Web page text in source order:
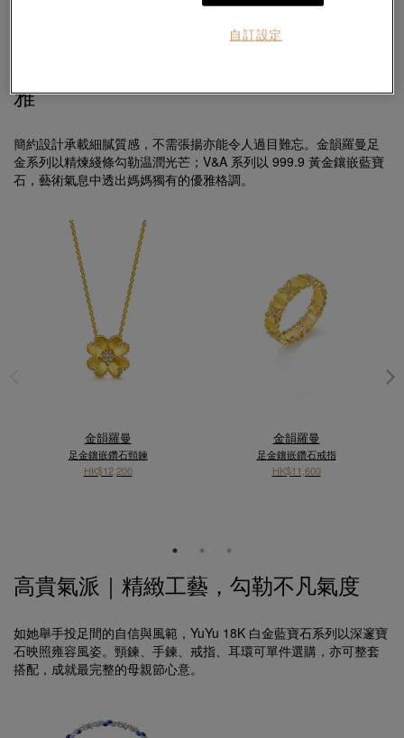
雅
簡約設計承載細膩質感，不需張揚亦能令人過目難忘。金韻羅曼足
金系列以精煉綫條勾勒温潤光芒；V&A 系列以 999.9 黃金鑲嵌藍寶
石，藝術氣息中透出媽媽獨有的優雅格調。
金韻羅曼
足金鑲嵌鑽石頸鍊
HK$12,200
金韻羅曼
足金鑲嵌鑽石戒指
HK$11,600
高貴氣派｜精緻工藝，勾勒不凡氣度
如她舉手投足間的自信與風範，YuYu 18K 白金藍寶石系列以深邃寶
石映照雍容風姿。頸鍊、手鍊、戒指、耳環可單件選購，亦可整套
搭配，成就最完整的母親節心意。
自訂設定